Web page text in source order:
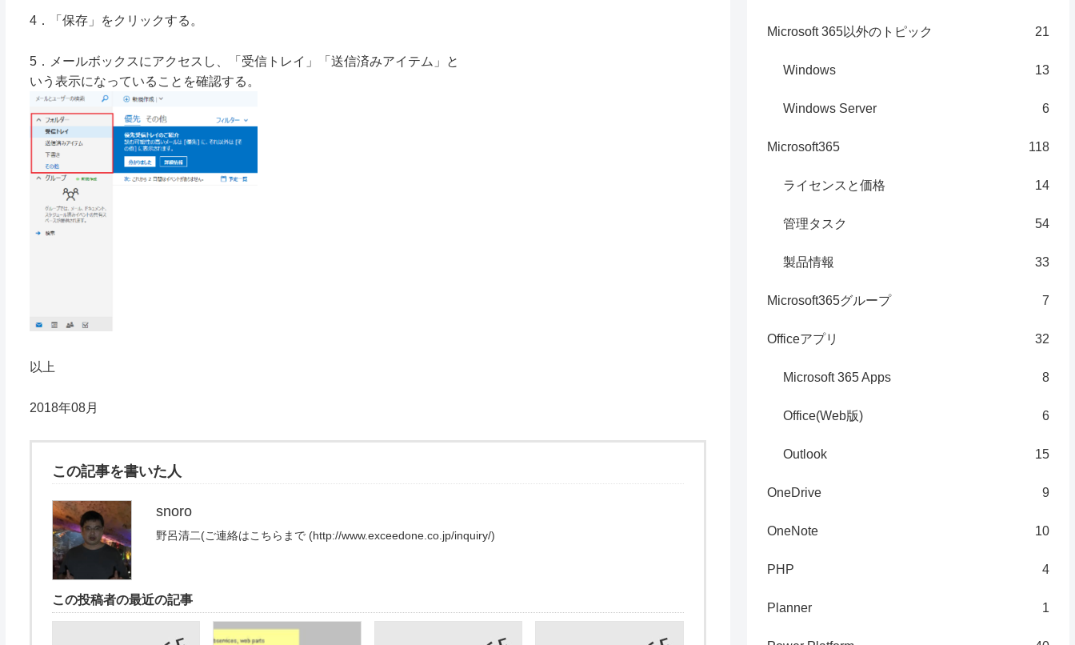
4．「保存」をクリックする。
5．メールボックスにアクセスし、「受信トレイ」「送信済みアイテム」と
いう表示になっていることを確認する。
以上
2018年08月
この記事を書いた人
snoro
野呂清二(ご連絡はこちらまで (http://www.exceedone.co.jp/inquiry/)
この投稿者の最近の記事
Microsoft 365以外のトピック 21
Windows 13
Windows Server 6
Microsoft365 118
ライセンスと価格 14
管理タスク 54
製品情報 33
Microsoft365グループ 7
Officeアプリ 32
Microsoft 365 Apps 8
Office(Web版) 6
Outlook 15
OneDrive 9
OneNote 10
PHP 4
Planner 1